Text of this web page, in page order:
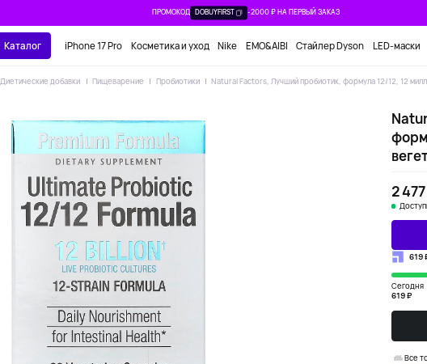
ПРОМОКОД DOBUYFIRST -2000 ₽ НА ПЕРВЫЙ ЗАКАЗ
Каталог iPhone 17 Pro Косметика и уход Nike EMO&AIBI Стайлер Dyson LED-маски
Диетические добавки Пищеварение Пробиотики Natural Factors, Лучший пробиотик, формула 12/12, 12
2
619
Сегодня
619 ₽
Все